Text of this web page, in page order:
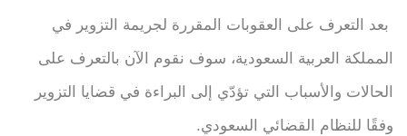
بعد التعرف على العقوبات المقررة لجريمة التزوير في
المملكة العربية السعودية، سوف نقوم الآن بالتعرف على
الحالات والأسباب التي تؤدّي إلى البراءة في قضايا التزوير
وفقًا للنظام القضائي السعودي.